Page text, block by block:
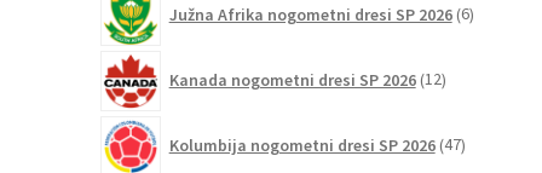
Južna Afrika nogometni dresi SP 2026 6izdelkov
Kanada nogometni dresi SP 2026 12izdelkov
Kolumbija nogometni dresi SP 2026 47izdelkov